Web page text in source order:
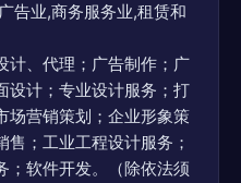
告业,商务服务业,租赁和
计、代理；广告制作；广
设计；专业设计服务；打
场营销策划；企业形象策
；工业工程设计服务；
；软件开发。（除依法须